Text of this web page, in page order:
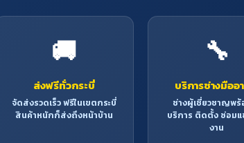
🚚
ส่งฟรีทั่วกระบี่
จัดส่งรวดเร็ว ฟรีในเขตกระบี่
สินค้าหนักก็ส่งถึงหน้าบ้าน
🔧
บริการช่างมืออ
ช่างผู้เชี่ยวชาญพร้
บริการ ติดตั้ง ซ่อม
งาน